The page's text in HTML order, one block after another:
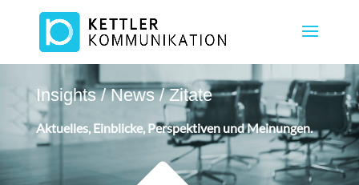
Insights / News / Zitate
Aktuelles, Einblicke, Perspektiven und Meinungen.